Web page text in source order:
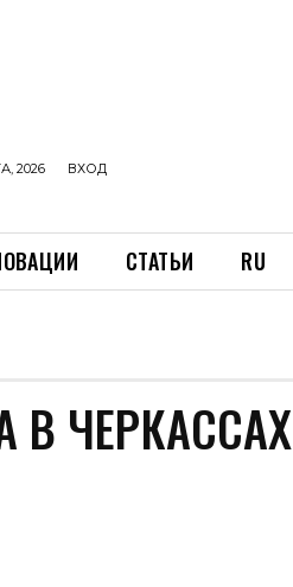
2026 ВХОД
СТАТЬИ RU
В ЧЕРКАССАХ